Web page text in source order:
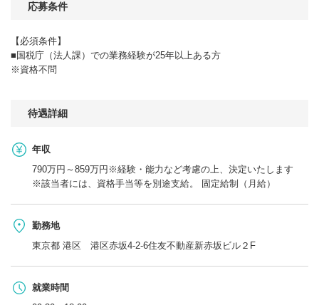
応募条件
【必須条件】
■国税庁（法人課）での業務経験が25年以上ある方
※資格不問
待遇詳細
年収
790万円～859万円※経験・能力など考慮の上、決定いたします
※該当者には、資格手当等を別途支給。 固定給制（月給）
勤務地
東京都 港区 港区赤坂4-2-6住友不動産新赤坂ビル２F
就業時間